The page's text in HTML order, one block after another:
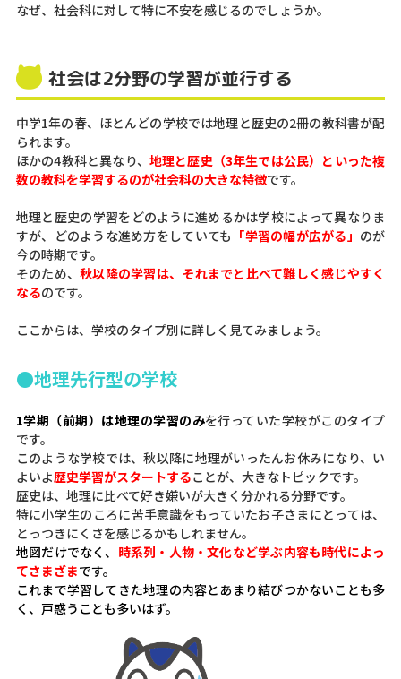
なぜ、社会科に対して特に不安を感じるのでしょうか。
社会は2分野の学習が並行する
中学1年の春、ほとんどの学校では地理と歴史の2冊の教科書が配
られます。
ほかの4教科と異なり、 地理と歴史（3年生では公民）といった複
数の教科を学習するのが社会科の大きな特徴です。
地理と歴史の学習をどのように進めるかは学校によって異なりま
すが、どのような進め方をしていても 「学習の幅が広がる」 のが
今の時期です。
そのため、秋以降の学習は、それまでと比べて難しく感じやすく
なるのです。
ここからは、学校のタイプ別に詳しく見てみましょう。
●地理先行型の学校
1学期（前期）は地理の学習のみを行っていた学校がこのタイプ
です。
このような学校では、秋以降に地理がいったんお休みになり、い
よいよ歴史学習がスタートすることが、大きなトピックです。
歴史は、地理に比べて好き嫌いが大きく分かれる分野です。
特に小学生のころに苦手意識をもっていたお子さまにとっては、
とっつきにくさを感じるかもしれません。
地図だけでなく、 時系列・人物・文化など学ぶ内容も時代によっ
てさまざまです。
これまで学習してきた地理の内容とあまり結びつかないことも多
く、戸惑うことも多いはず。